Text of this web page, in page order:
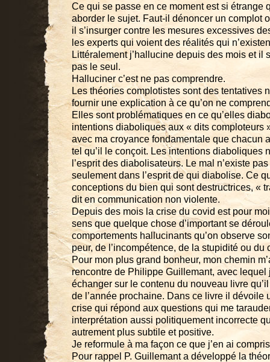
Ce qui se passe en ce moment est si étrange
aborder le sujet. Faut-il dénoncer un complot
il s’insurger contre les mesures excessives
les experts qui voient des réalités qui
Littéralement j’hallucine depuis des mois et il
pas le seul.
Halluciner c’est ne pas comprendre.
Les théories complotistes sont des tentatives
fournir une explication à ce qu’on ne
Elles sont problématiques en ce qu’elles
intentions diaboliques aux « dits comploteurs
avec ma croyance fondamentale que chacun
tel qu’il le conçoit. Les intentions diaboliques
l’esprit des diabolisateurs. Le mal n’existe
seulement dans l’esprit de qui diabolise. Ce
conceptions du bien qui sont destructrices, «
dit en communication non violente.
Depuis des mois la crise du covid est pour
sens que quelque chose d’important se
comportements hallucinants qu’on observe
peur, de l’incompétence, de la stupidité ou du
Pour mon plus grand bonheur, mon chemin
rencontre de Philippe Guillemant, avec lequel
échanger sur le contenu du nouveau livre
de l’année prochaine. Dans ce livre il dévoile
crise qui répond aux questions qui me
interprétation aussi politiquement incorrecte
autrement plus subtile et positive.
Je reformule à ma façon ce que j’en ai
Pour rappel P. Guillemant a développé la